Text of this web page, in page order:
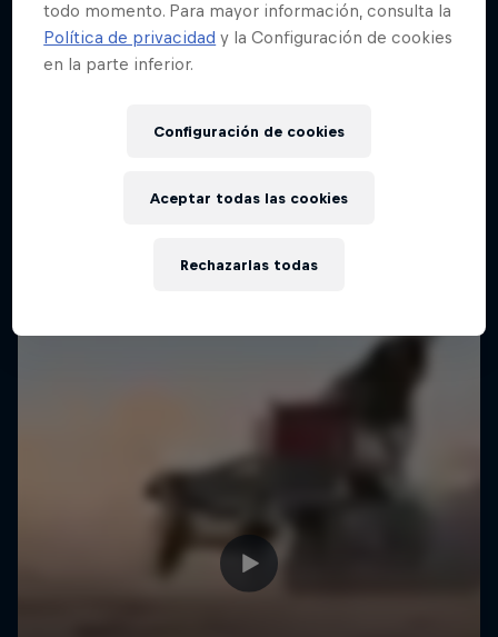
todo momento. Para mayor información, consulta la
Política de privacidad y la Configuración de cookies
en la parte inferior.
Configuración de cookies
Rechazarlas todas
Aceptar todas las cookies